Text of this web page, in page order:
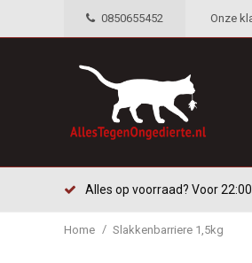
0850655452 Onze
Alles op voorraad? Voor
Home / Slakkenbarriere 1,5kg